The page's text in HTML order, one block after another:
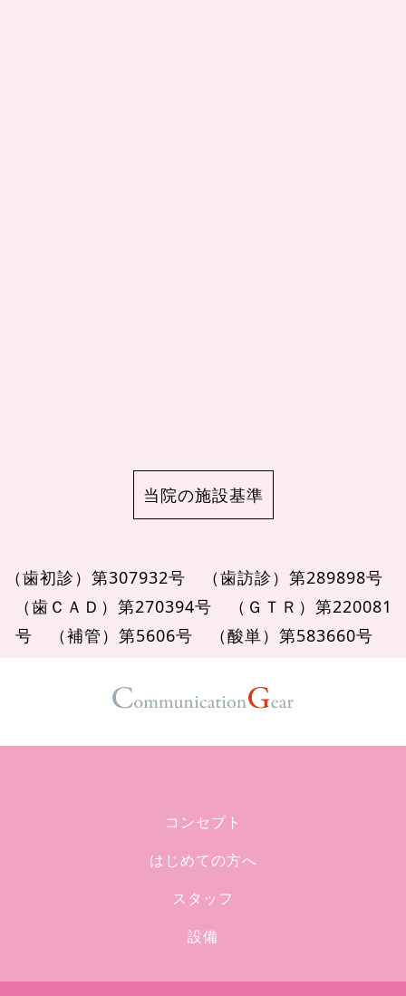
当院の施設基準
（歯初診）第307932号
（歯訪診）第289898号
（歯ＣＡＤ）第270394号
（ＧＴＲ）第220081
号
（補管）第5606号 （酸単）第583660号
コンセプト
はじめての方へ
スタッフ
設備